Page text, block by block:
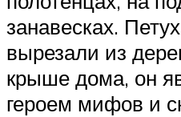
занавесках.
вырезали из
крыше дома, он
героем мифов и